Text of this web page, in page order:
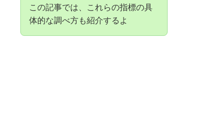
この記事では、これらの指標の具
体的な調べ方も紹介するよ